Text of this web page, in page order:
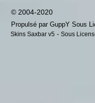
© 2004-2020
Propulsé par GuppY Sous
Skins Saxbar v5 - Sous